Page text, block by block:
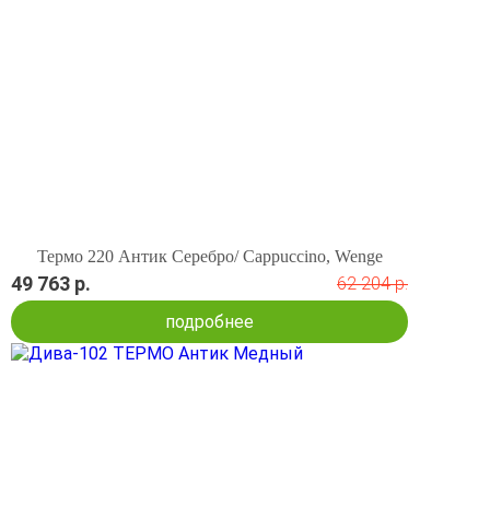
Термо 220 Антик Серебро/ Cappuccino, Wenge
49 763 р.
62 204 р.
подробнее